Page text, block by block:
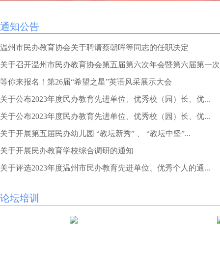
通知公告
温州市民办教育协会关于聘请蔡朝晖等同志的任职决定
关于召开温州市民办教育协会第五届第六次年会暨第六届第一
等你来报名！第26届“希望之星”英语风采展示大会
关于公布2023年度民办教育先进单位、优秀校（园）长、优...
关于公布2023年度民办教育先进单位、优秀校（园）长、优...
关于开展第五届民办幼儿园 “教坛新秀” 、 “教坛中坚”...
关于开展民办教育学校综合调研的通知
关于评选2023年度温州市民办教育先进单位、优秀个人的通...
论坛培训